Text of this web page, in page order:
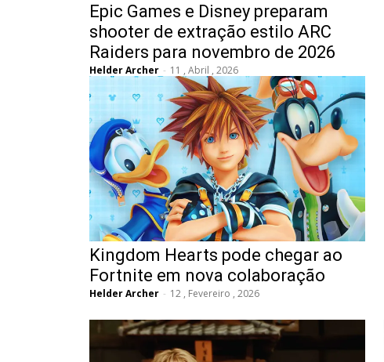
Epic Games e Disney preparam
shooter de extração estilo ARC
Raiders para novembro de 2026
Helder Archer - 11 , Abril , 2026
Kingdom Hearts pode chegar ao
Fortnite em nova colaboração
Helder Archer - 12 , Fevereiro , 2026